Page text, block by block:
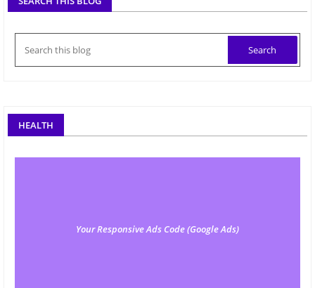
HEALTH
Your Responsive Ads Code (Google Ads)